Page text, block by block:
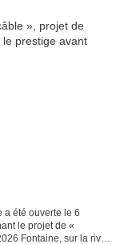
a été ouverte le 6
le projet de «
Fontaine, sur la rive